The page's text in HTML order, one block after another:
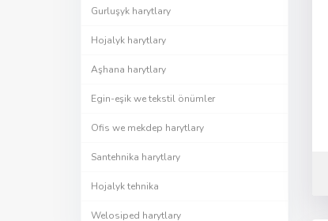
Gurluşyk harytlary
Hojalyk harytlary
Aşhana harytlary
Egin-eşik we tekstil önümler
Ofis we mekdep harytlary
Santehnika harytlary
Hojalyk tehnika
Welosiped harytlary